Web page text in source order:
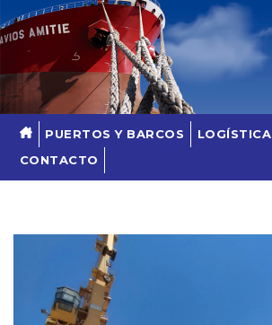
PUERTOS Y BARCOS LOGÍSTICA
CONTACTO